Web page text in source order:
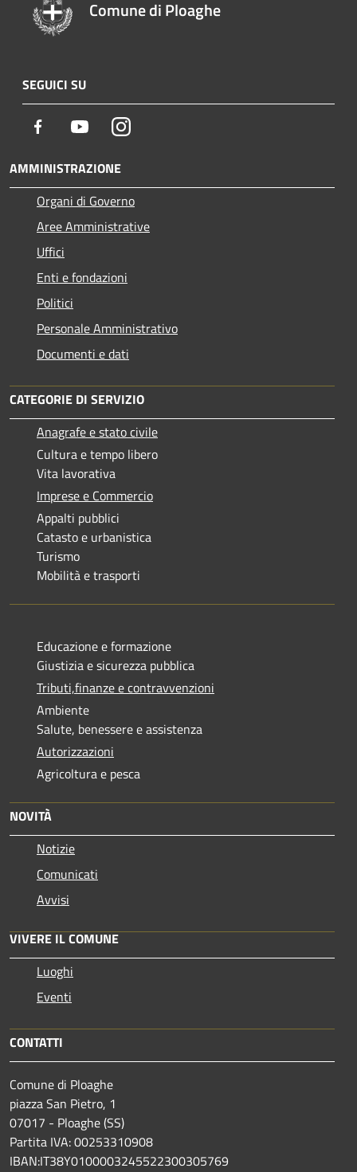
Comune di Ploaghe
SEGUICI SU
Facebook YoutubeInstagram
AMMINISTRAZIONE
Organi di Governo
Aree Amministrative
Uffici
Enti e fondazioni
Politici
Personale Amministrativo
Documenti e dati
CATEGORIE DI SERVIZIO
Anagrafe e stato civile
Cultura e tempo libero
Vita lavorativa
Imprese e Commercio
Appalti pubblici
Catasto e urbanistica
Turismo
Mobilità e trasporti
Educazione e formazione
Giustizia e sicurezza pubblica
Tributi,finanze e contravvenzioni
Ambiente
Salute, benessere e assistenza
Autorizzazioni
Agricoltura e pesca
NOVITÀ
Notizie
Comunicati
Avvisi
VIVERE IL COMUNE
Luoghi
Eventi
CONTATTI
Comune di Ploaghe
piazza San Pietro, 1
07017 - Ploaghe (SS)
Partita IVA: 00253310908
IBAN:IT38Y0100003245522300305769